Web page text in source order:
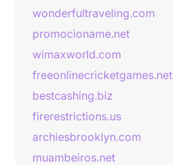
wonderfultraveling.com
promocioname.net
wimaxworld.com
freeonlinecricketgames.net
bestcashing.biz
firerestrictions.us
archiesbrooklyn.com
muambeiros.net